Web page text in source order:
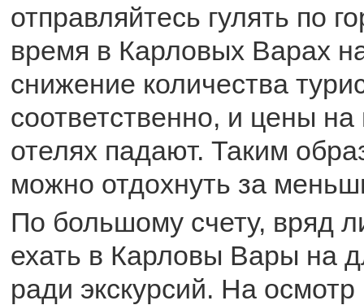
отправляйтесь гулять по
время в Карловых Варах
снижение количества
соответственно, и цены
отелях падают. Таким
можно отдохнуть за
По большому счету, вряд
ехать в Карловы Вары на
ради экскурсий. На осмотр